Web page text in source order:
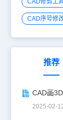
CAD修剪工
CAD序号修
推荐
CAD画
2025-02-